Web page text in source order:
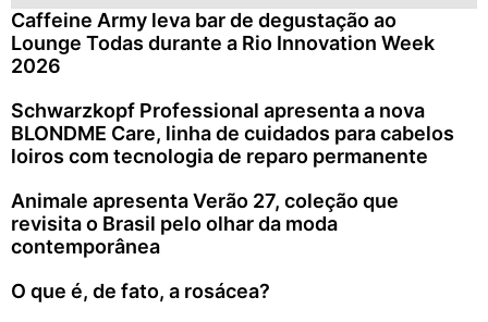
Caffeine Army leva bar de degustação ao
Lounge Todas durante a Rio Innovation Week
2026
Schwarzkopf Professional apresenta a nova
BLONDME Care, linha de cuidados para cabelos
loiros com tecnologia de reparo permanente
Animale apresenta Verão 27, coleção que
revisita o Brasil pelo olhar da moda
contemporânea
O que é, de fato, a rosácea?